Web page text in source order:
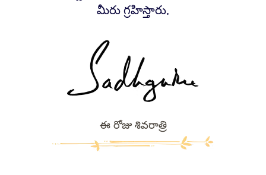
మీరు గ్రహిస్తారు.
ఈ రోజు శివరాత్రి